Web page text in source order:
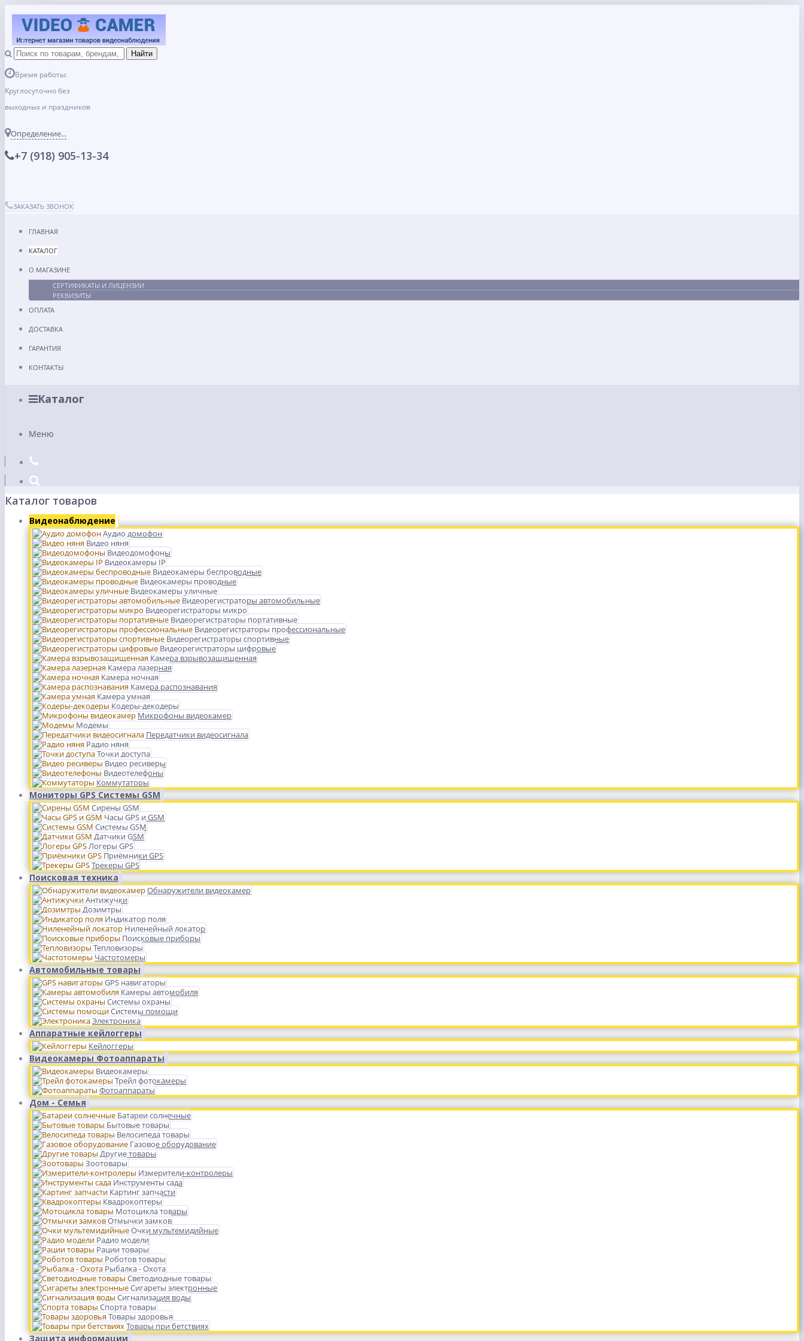
Время работы:
Круглосуточно без
выходных и праздников
Определение...
+7 (918) 905-13-34
ЗАКАЗАТЬ ЗВОНОК
ГЛАВНАЯ
КАТАЛОГ
О МАГАЗИНЕ
СЕРТИФИКАТЫ И ЛИЦЕНЗИИ
РЕКВИЗИТЫ
ОПЛАТА
ДОСТАВКА
ГАРАНТИЯ
КОНТАКТЫ
Каталог
Меню
Каталог товаров
Видеонаблюдение
Аудио домофон
Видео няня
Видеодомофоны
Видеокамеры IP
Видеокамеры беспроводные
Видеокамеры проводные
Видеокамеры уличные
Видеорегистраторы автомобильные
Видеорегистраторы микро
Видеорегистраторы портативные
Видеорегистраторы профессиональные
Видеорегистраторы спортивные
Видеорегистраторы цифровые
Камера взрывозащищенная
Камера лазерная
Камера ночная
Камера распознавания
Камера умная
Кодеры-декодеры
Микрофоны видеокамер
Модемы
Передатчики видеосигнала
Радио няня
Точки доступа
Видео ресиверы
Видеотелефоны
Коммутаторы
Мониторы GPS Системы GSM
Сирены GSM
Часы GPS и GSM
Системы GSM
Датчики GSM
Логеры GPS
Приёмники GPS
Трекеры GPS
Поисковая техника
Обнаружители видеокамер
Антижучки
Дозимтры
Индикатор поля
Ниленейный локатор
Поисковые приборы
Тепловизоры
Частотомеры
Автомобильные товары
GPS навигаторы
Камеры автомобиля
Системы охраны
Системы помощи
Электроника
Аппаратные кейлоггеры
Кейлоггеры
Видеокамеры Фотоаппараты
Видеокамеры
Трейл фотокамеры
Фотоаппараты
Дом - Семья
Батареи солнечные
Бытовые товары
Велосипеда товары
Газовое оборудование
Другие товары
Зоотовары
Измерители-контролеры
Инструменты сада
Картинг запчасти
Квадрокоптеры
Мотоцикла товары
Отмычки замков
Очки мультемидийные
Радио модели
Рации товары
Роботов товары
Рыбалка - Охота
Светодиодные товары
Сигареты электронные
Сигнализация воды
Спорта товары
Товары здоровья
Товары при бетствиях
Защита информации